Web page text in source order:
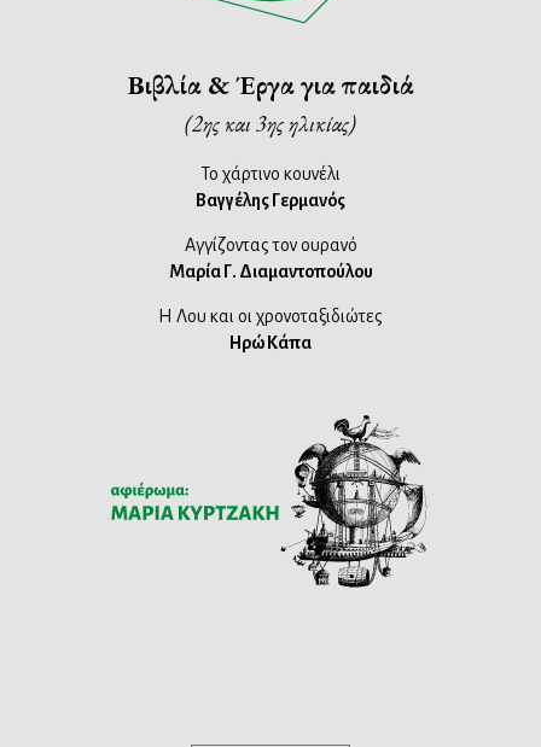
Βιβλία & Έργα για παιδιά
(2ης και 3ης ηλικίας)
Το χάρτινο κουνέλι
Βαγγέλης Γερμανός
Αγγίζοντας τον ουρανό
Μαρία Γ. Διαμαντοπούλου
Η Λου και οι χρονοταξιδιώτες
Ηρώ Κάπα